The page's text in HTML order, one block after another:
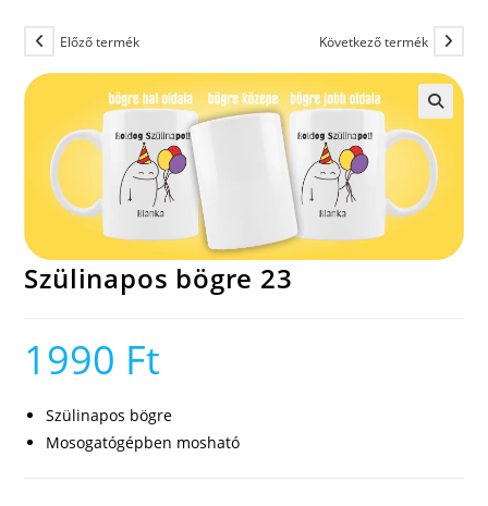
Előző termék Következő termék
Szülinapos bögre 23
1990 Ft
Szülinapos bögre
Mosogatógépben mosható